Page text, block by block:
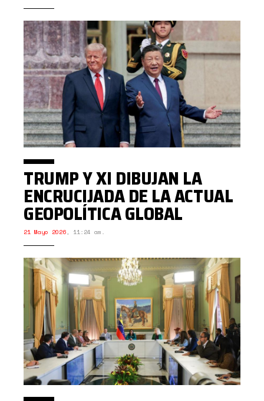
TRUMP Y XI DIBUJAN LA
ENCRUCIJADA DE LA ACTUAL
GEOPOLÍTICA GLOBAL
21 Mayo 2026, 11:24 am.